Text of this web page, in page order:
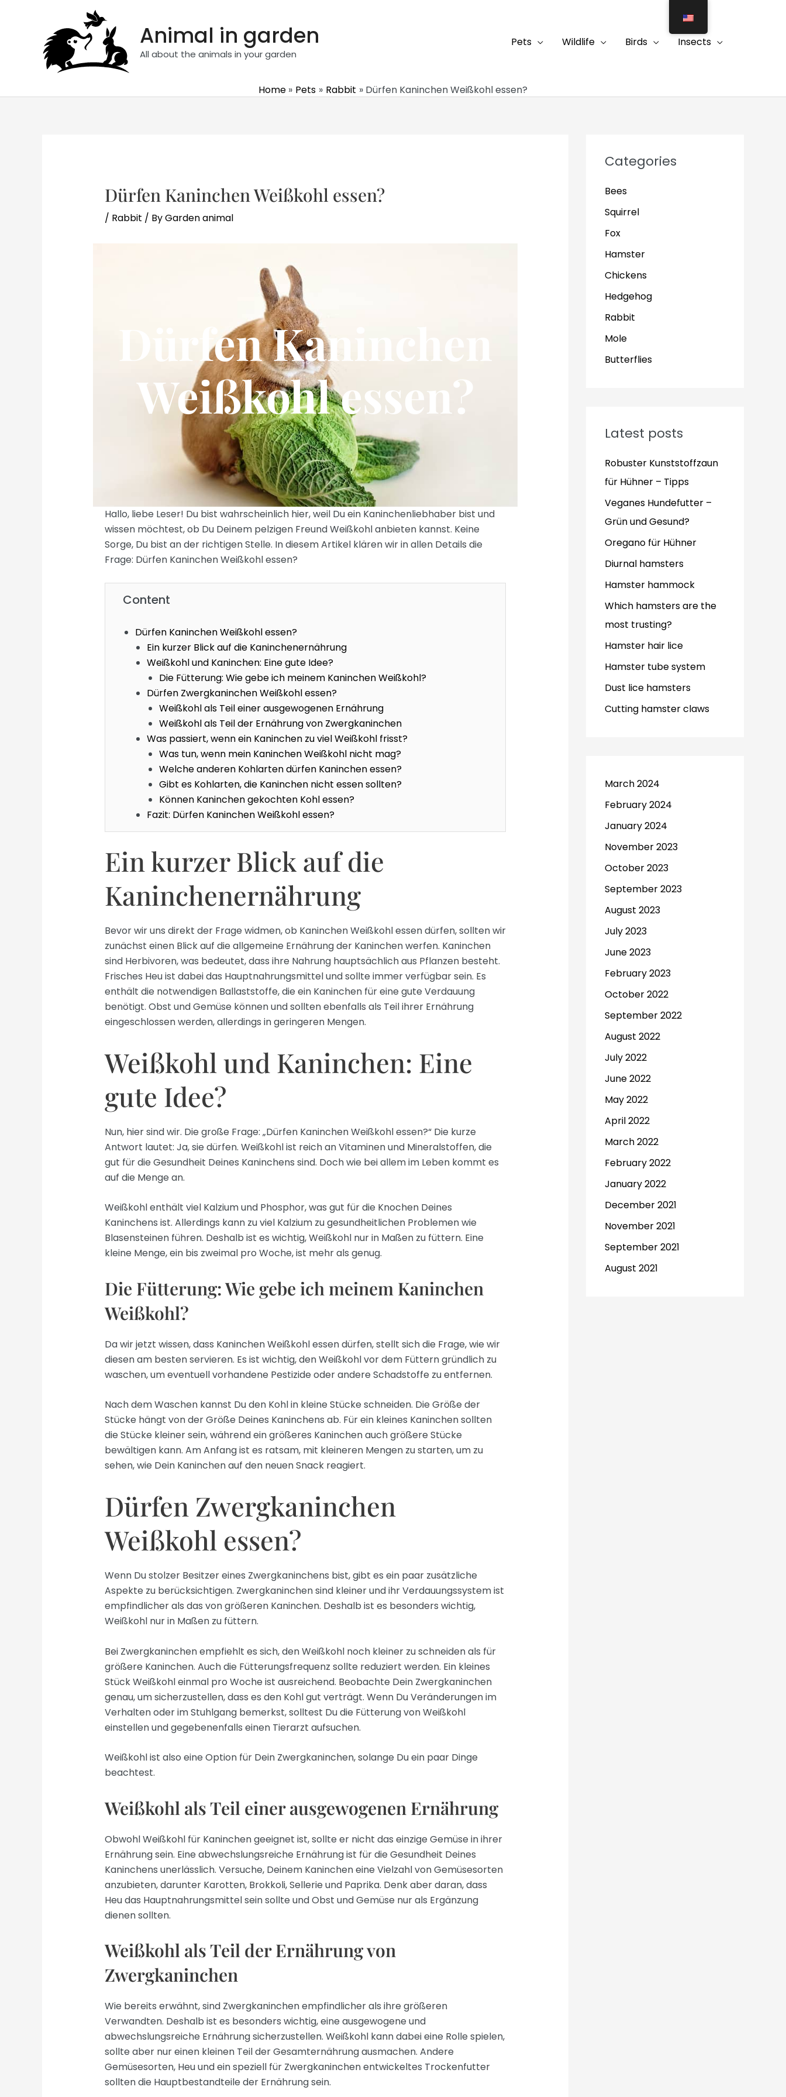
Animal in garden
All about the animals in your garden
Pets Wildlife Birds Insects
Home Pets Rabbit Dürfen Kaninchen Weißkohl essen?
Dürfen Kaninchen Weißkohl essen?
/ Rabbit / ByGarden animal
Dürfen Kaninchen
Weißkohl essen?
Hallo, liebe Leser! Du bist wahrscheinlich hier, weil Du ein Kaninchenliebhaber bist und
wissen möchtest, ob Du Deinem pelzigen Freund Weißkohl anbieten kannst. Keine
Sorge, Du bist an der richtigen Stelle. In diesem Artikel klären wir in allen Details die
Frage: Dürfen Kaninchen Weißkohl essen?
Content
Dürfen Kaninchen Weißkohl essen?
Ein kurzer Blick auf die Kaninchenernährung
Weißkohl und Kaninchen: Eine gute Idee?
Die Fütterung: Wie gebe ich meinem Kaninchen Weißkohl?
Dürfen Zwergkaninchen Weißkohl essen?
Weißkohl als Teil einer ausgewogenen Ernährung
Weißkohl als Teil der Ernährung von Zwergkaninchen
Was passiert, wenn ein Kaninchen zu viel Weißkohl frisst?
Was tun, wenn mein Kaninchen Weißkohl nicht mag?
Welche anderen Kohlarten dürfen Kaninchen essen?
Gibt es Kohlarten, die Kaninchen nicht essen sollten?
Können Kaninchen gekochten Kohl essen?
Fazit: Dürfen Kaninchen Weißkohl essen?
Ein kurzer Blick auf die
Kaninchenernährung
Bevor wir uns direkt der Frage widmen, ob Kaninchen Weißkohl essen dürfen, sollten wir
zunächst einen Blick auf die allgemeine Ernährung der Kaninchen werfen. Kaninchen
sind Herbivoren, was bedeutet, dass ihre Nahrung hauptsächlich aus Pflanzen besteht.
Frisches Heu ist dabei das Hauptnahrungsmittel und sollte immer verfügbar sein. Es
enthält die notwendigen Ballaststoffe, die ein Kaninchen für eine gute Verdauung
benötigt. Obst und Gemüse können und sollten ebenfalls als Teil ihrer Ernährung
eingeschlossen werden, allerdings in geringeren Mengen.
Weißkohl und Kaninchen: Eine
gute Idee?
Nun, hier sind wir. Die große Frage: „Dürfen Kaninchen Weißkohl essen?“ Die kurze
Antwort lautet: Ja, sie dürfen. Weißkohl ist reich an Vitaminen und Mineralstoffen, die
gut für die Gesundheit Deines Kaninchens sind. Doch wie bei allem im Leben kommt es
auf die Menge an.
Weißkohl enthält viel Kalzium und Phosphor, was gut für die Knochen Deines
Kaninchens ist. Allerdings kann zu viel Kalzium zu gesundheitlichen Problemen wie
Blasensteinen führen. Deshalb ist es wichtig, Weißkohl nur in Maßen zu füttern. Eine
kleine Menge, ein bis zweimal pro Woche, ist mehr als genug.
Die Fütterung: Wie gebe ich meinem Kaninchen
Weißkohl?
Da wir jetzt wissen, dass Kaninchen Weißkohl essen dürfen, stellt sich die Frage, wie wir
diesen am besten servieren. Es ist wichtig, den Weißkohl vor dem Füttern gründlich zu
waschen, um eventuell vorhandene Pestizide oder andere Schadstoffe zu entfernen.
Nach dem Waschen kannst Du den Kohl in kleine Stücke schneiden. Die Größe der
Stücke hängt von der Größe Deines Kaninchens ab. Für ein kleines Kaninchen sollten
die Stücke kleiner sein, während ein größeres Kaninchen auch größere Stücke
bewältigen kann. Am Anfang ist es ratsam, mit kleineren Mengen zu starten, um zu
sehen, wie Dein Kaninchen auf den neuen Snack reagiert.
Dürfen Zwergkaninchen
Weißkohl essen?
Wenn Du stolzer Besitzer eines Zwergkaninchens bist, gibt es ein paar zusätzliche
Aspekte zu berücksichtigen. Zwergkaninchen sind kleiner und ihr Verdauungssystem ist
empfindlicher als das von größeren Kaninchen. Deshalb ist es besonders wichtig,
Weißkohl nur in Maßen zu füttern.
Bei Zwergkaninchen empfiehlt es sich, den Weißkohl noch kleiner zu schneiden als für
größere Kaninchen. Auch die Fütterungsfrequenz sollte reduziert werden. Ein kleines
Stück Weißkohl einmal pro Woche ist ausreichend. Beobachte Dein Zwergkaninchen
genau, um sicherzustellen, dass es den Kohl gut verträgt. Wenn Du Veränderungen im
Verhalten oder im Stuhlgang bemerkst, solltest Du die Fütterung von Weißkohl
einstellen und gegebenenfalls einen Tierarzt aufsuchen.
Weißkohl ist also eine Option für Dein Zwergkaninchen, solange Du ein paar Dinge
beachtest.
Weißkohl als Teil einer ausgewogenen Ernährung
Obwohl Weißkohl für Kaninchen geeignet ist, sollte er nicht das einzige Gemüse in ihrer
Ernährung sein. Eine abwechslungsreiche Ernährung ist für die Gesundheit Deines
Kaninchens unerlässlich. Versuche, Deinem Kaninchen eine Vielzahl von Gemüsesorten
anzubieten, darunter Karotten, Brokkoli, Sellerie und Paprika. Denk aber daran, dass
Heu das Hauptnahrungsmittel sein sollte und Obst und Gemüse nur als Ergänzung
dienen sollten.
Weißkohl als Teil der Ernährung von
Zwergkaninchen
Wie bereits erwähnt, sind Zwergkaninchen empfindlicher als ihre größeren
Verwandten. Deshalb ist es besonders wichtig, eine ausgewogene und
abwechslungsreiche Ernährung sicherzustellen. Weißkohl kann dabei eine Rolle spielen,
sollte aber nur einen kleinen Teil der Gesamternährung ausmachen. Andere
Gemüsesorten, Heu und ein speziell für Zwergkaninchen entwickeltes Trockenfutter
sollten die Hauptbestandteile der Ernährung sein.
Categories
Bees
Squirrel
Fox
Hamster
Chickens
Hedgehog
Rabbit
Mole
Butterflies
Latest posts
Robuster Kunststoffzaun
für Hühner – Tipps
Veganes Hundefutter –
Grün und Gesund?
Oregano für Hühner
Diurnal hamsters
Hamster hammock
Which hamsters are the
most trusting?
Hamster hair lice
Hamster tube system
Dust lice hamsters
Cutting hamster claws
March 2024
February 2024
January 2024
November 2023
October 2023
September 2023
August 2023
July 2023
June 2023
February 2023
October 2022
September 2022
August 2022
July 2022
June 2022
May 2022
April 2022
March 2022
February 2022
January 2022
December 2021
November 2021
September 2021
August 2021